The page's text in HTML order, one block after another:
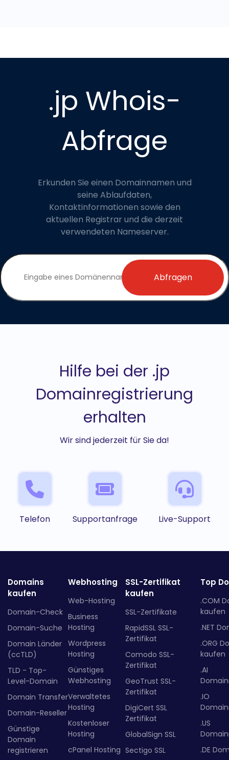
.jp Whois-
Abfrage
Erkunden Sie einen Domainnamen und
seine Ablaufdaten,
Kontaktinformationen sowie den
aktuellen Registrar und die derzeit
verwendeten Nameserver.
Abfragen
Hilfe bei der .jp
Domainregistrierung
erhalten
Wir sind jederzeit für Sie da!
Telefon Supportanfrage Live-Support
Domains
kaufen
Domain-Check
Domain-Suche
Domain Länder
(ccTLD)
TLD - Top-
Level-Domain
Domain Transfer
Domain-Reseller
Günstige
Domain
registrieren
Webhosting
Web-Hosting
Business
Hosting
Wordpress
Hosting
Günstiges
Webhosting
Verwaltetes
Hosting
Kostenloser
Hosting
cPanel Hosting
SSL-Zertifikat
kaufen
SSL-Zertifikate
RapidSSL SSL-
Zertifikat
Comodo SSL-
Zertifikat
GeoTrust SSL-
Zertifikat
DigiCert SSL
Zertifikat
GlobalSign SSL
Sectigo SSL
Top
.COM
kaufen
.NET
.ORG
kaufen
.AI
.IO
.US
.DE